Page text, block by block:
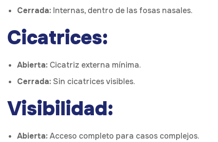
Cerrada: Internas, dentro de las fosas nasales.
Cicatrices:
Abierta: Cicatriz externa mínima.
Cerrada: Sin cicatrices visibles.
Visibilidad:
Abierta:Acceso completo para casos complejos.